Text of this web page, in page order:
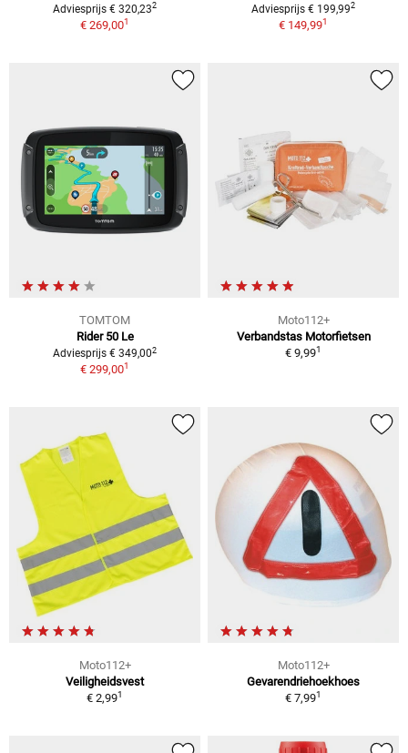
Adviesprijs € 320,232
€ 269,001
Adviesprijs € 199,992
€ 149,991
TOMTOM
Rider 50 Le
Adviesprijs € 349,002
€ 299,001
Moto112+
Verbandstas Motorfietsen
€ 9,991
Moto112+
Veiligheidsvest
€ 2,991
Moto112+
Gevarendriehoekhoes
€ 7,991